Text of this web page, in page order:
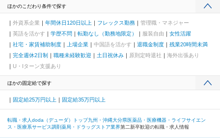
ほかのこだわり条件で探す
外資系企業 年間休日120日以上 フレックス勤務
管理職・マネジャー
英語を活かす
学歴不問 転勤なし（勤務地限定） 服装自由
女性活躍
社宅・家賃補助制度
上場企業 中国語を活かす 退職金制度
残業20時間未満
完全週休2日制
職種未経験歓迎 土日祝休み 原則定時退社
海外出張あり
U・Iターン支援あり
ほかの固定給で探す
固定給25万円以上 固定給35万円以上
転職・求人doda（デューダ）トップ九州・沖縄大分県医薬品・医療機器・ライフサイエン
ス・医療系サービス調剤薬局・ドラッグストア業界第二新卒歓迎の転職・求人情報